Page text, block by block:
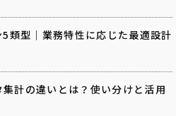
類型｜業務特性に応じた最適設計
集計の違いとは？使い分けと活用